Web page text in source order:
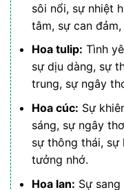
sôi nổi, sự nhiệt
tâm, sự can
Hoa tulip: Tình
sự dịu dàng, sự
trung, sự ngây
Hoa cúc: Sự
sáng, sự ngây
sự thông thái, sự
tưởng nhớ.
Hoa lan: Sự